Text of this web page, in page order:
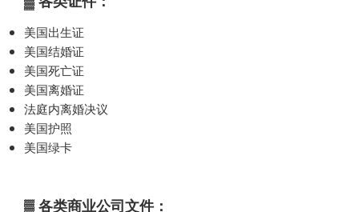
美国出生证
美国结婚证
美国死亡证
美国离婚证
法庭内离婚决议
美国护照
美国绿卡
▓ 各类商业公司文件：